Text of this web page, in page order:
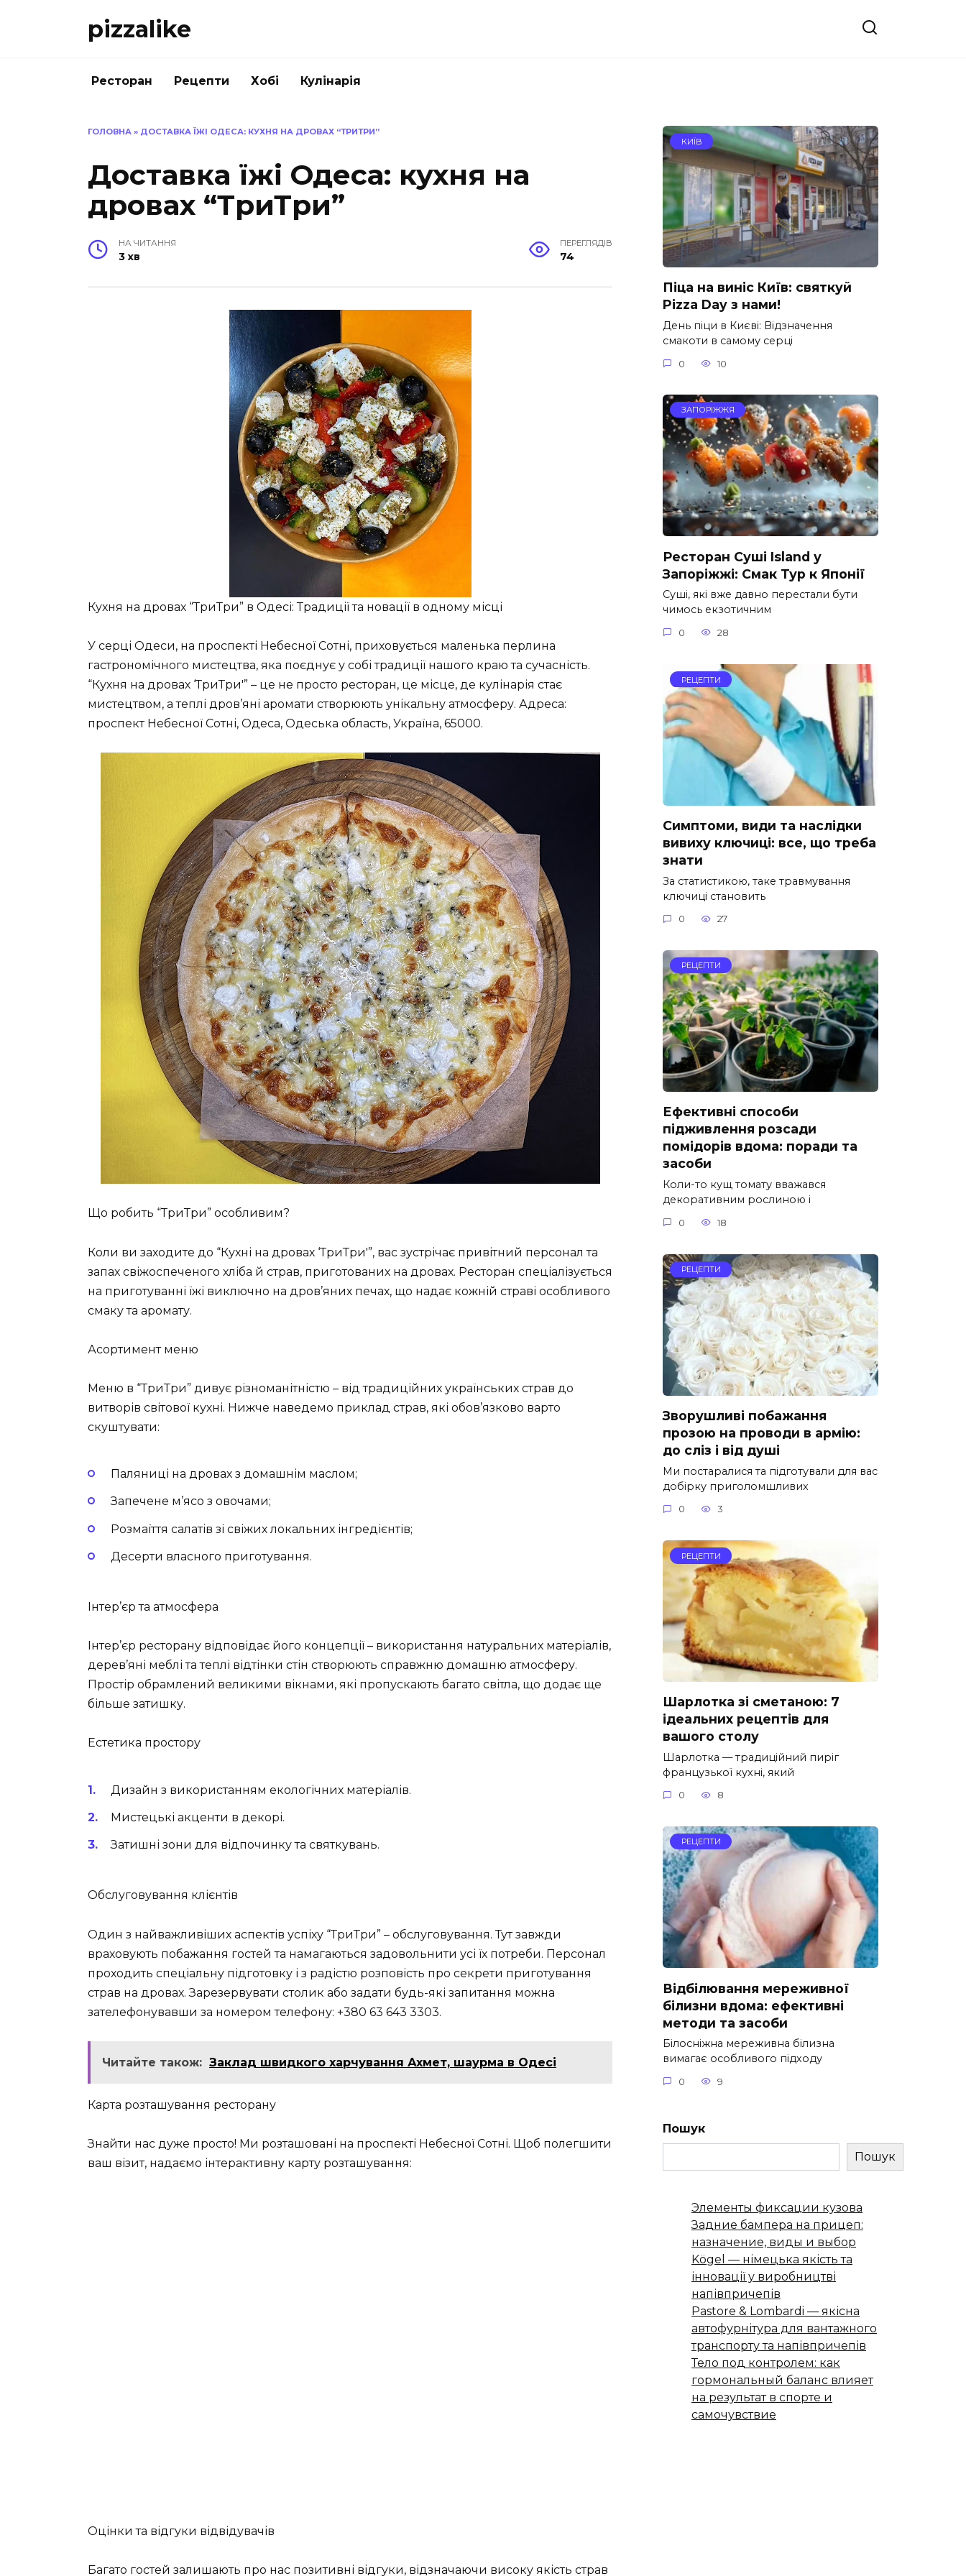
pizzalike
Ресторан Рецепти Хобі Кулінарія
ГОЛОВНА » ДОСТАВКА ЇЖІ ОДЕСА: КУХНЯ НА ДРОВАХ “ТРИТРИ”
Доставка їжі Одеса: кухня на
дровах “ТриТри”
НА ЧИТАННЯ
3 хв
ПЕРЕГЛЯДІВ
74
Кухня на дровах “ТриТри” в Одесі: Традиції та новації в одному місці
У серці Одеси, на проспекті Небесної Сотні, приховується маленька перлина
гастрономічного мистецтва, яка поєднує у собі традиції нашого краю та сучасність.
“Кухня на дровах ‘ТриТри'” – це не просто ресторан, це місце, де кулінарія стає
мистецтвом, а теплі дров’яні аромати створюють унікальну атмосферу. Адреса:
проспект Небесної Сотні, Одеса, Одеська область, Україна, 65000.
Що робить “ТриТри” особливим?
Коли ви заходите до “Кухні на дровах ‘ТриТри'”, вас зустрічає привітний персонал та
запах свіжоспеченого хліба й страв, приготованих на дровах. Ресторан спеціалізується
на приготуванні їжі виключно на дров’яних печах, що надає кожній страві особливого
смаку та аромату.
Асортимент меню
Меню в “ТриТри” дивує різноманітністю – від традиційних українських страв до
витворів світової кухні. Нижче наведемо приклад страв, які обов’язково варто
скуштувати:
Паляниці на дровах з домашнім маслом;
Запечене м’ясо з овочами;
Розмаїття салатів зі свіжих локальних інгредієнтів;
Десерти власного приготування.
Інтер’єр та атмосфера
Інтер’єр ресторану відповідає його концепції – використання натуральних матеріалів,
дерев’яні меблі та теплі відтінки стін створюють справжню домашню атмосферу.
Простір обрамлений великими вікнами, які пропускають багато світла, що додає ще
більше затишку.
Естетика простору
Дизайн з використанням екологічних матеріалів.
Мистецькі акценти в декорі.
Затишні зони для відпочинку та святкувань.
Обслуговування клієнтів
Один з найважливіших аспектів успіху “ТриТри” – обслуговування. Тут завжди
враховують побажання гостей та намагаються задовольнити усі їх потреби. Персонал
проходить спеціальну підготовку і з радістю розповість про секрети приготування
страв на дровах. Зарезервувати столик або задати будь-які запитання можна
зателефонувавши за номером телефону: +380 63 643 3303.
Читайте також: Заклад швидкого харчування Ахмет, шаурма в Одесі
Карта розташування ресторану
Знайти нас дуже просто! Ми розташовані на проспекті Небесної Сотні. Щоб полегшити
ваш візит, надаємо інтерактивну карту розташування:
Оцінки та відгуки відвідувачів
Багато гостей залишають про нас позитивні відгуки, відзначаючи високу якість страв
КИЇВ
Піца на виніс Київ: святкуй
Pizza Day з нами!
День піци в Києві: Відзначення
смакоти в самому серці
0 10
ЗАПОРІЖЖЯ
Ресторан Суші Island у
Запоріжжі: Смак Тур к Японії
Суші, які вже давно перестали бути
чимось екзотичним
0 28
РЕЦЕПТИ
Симптоми, види та наслідки
вивиху ключиці: все, що треба
знати
За статистикою, таке травмування
ключиці становить
0 27
РЕЦЕПТИ
Ефективні способи
підживлення розсади
помідорів вдома: поради та
засоби
Коли-то кущ томату вважався
декоративним рослиною і
0 18
РЕЦЕПТИ
Зворушливі побажання
прозою на проводи в армію:
до сліз і від душі
Ми постаралися та підготували для вас
добірку приголомшливих
0 3
РЕЦЕПТИ
Шарлотка зі сметаною: 7
ідеальних рецептів для
вашого столу
Шарлотка — традиційний пиріг
французької кухні, який
0 8
РЕЦЕПТИ
Відбілювання мереживної
білизни вдома: ефективні
методи та засоби
Білосніжна мереживна білизна
вимагає особливого підходу
0 9
Пошук
Пошук
Элементы фиксации кузова
Задние бампера на прицеп:
назначение, виды и выбор
Kögel — німецька якість та
інновації у виробництві
напівпричепів
Pastore & Lombardi — якісна
автофурнітура для вантажного
транспорту та напівпричепів
Тело под контролем: как
гормональный баланс влияет
на результат в спорте и
самочувствие